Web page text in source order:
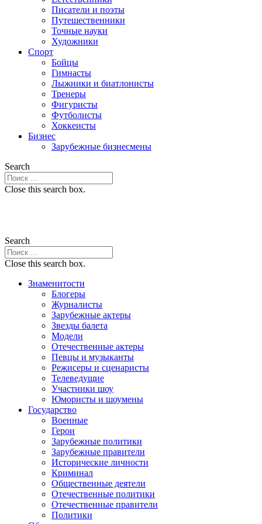
Писатели и поэты
Путешественники
Точные науки
Художники
Спорт
Бойцы
Гимнасты
Лыжники и биатлонисты
Тренеры
Фигуристы
Футболисты
Хоккеисты
Бизнес
Зарубежные бизнесмены
Search
Close this search box.
Search
Close this search box.
Знаменитости
Блогеры
Журналисты
Зарубежные актеры
Звезды балета
Модели
Отечественные актеры
Певцы и музыканты
Режисеры и сценаристы
Телеведущие
Участники шоу
Юмористы и шоумены
Государство
Военные
Герои
Зарубежные политики
Зарубежные правители
Исторические личности
Криминал
Общественные деятели
Отечественные политики
Отечественные правители
Политики